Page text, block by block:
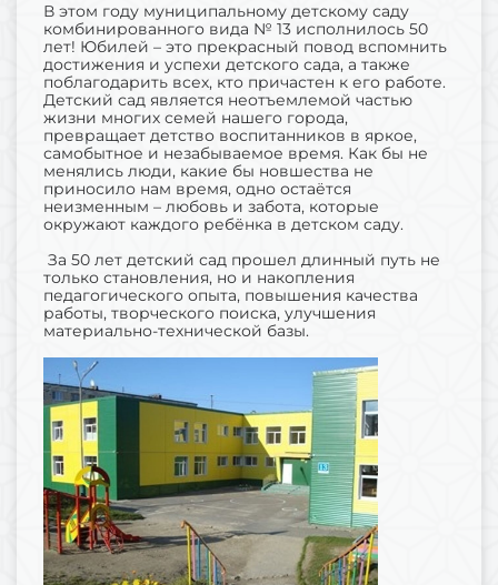
В этом году муниципальному детскому саду
комбинированного вида № 13 исполнилось 50
лет! Юбилей – это прекрасный повод вспомнить
достижения и успехи детского сада, а также
поблагодарить всех, кто причастен к его работе.
Детский сад является неотъемлемой частью
жизни многих семей нашего города,
превращает детство воспитанников в яркое,
самобытное и незабываемое время. Как бы не
менялись люди, какие бы новшества не
приносило нам время, одно остаётся
неизменным – любовь и забота, которые
окружают каждого ребёнка в детском саду.
За 50 лет детский сад прошел длинный путь не
только становления, но и накопления
педагогического опыта, повышения качества
работы, творческого поиска, улучшения
материально-технической базы.